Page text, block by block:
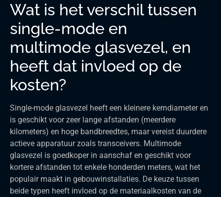
Wat is het verschil tussen
single-mode en
multimode glasvezel, en
heeft dat invloed op de
kosten?
Single-mode glasvezel heeft een kleinere kerndiameter en
is geschikt voor zeer lange afstanden (meerdere
kilometers) en hoge bandbreedtes, maar vereist duurdere
actieve apparatuur zoals transceivers. Multimode
glasvezel is goedkoper in aanschaf en geschikt voor
kortere afstanden tot enkele honderden meters, wat het
populair maakt in gebouwinstallaties. De keuze tussen
beide typen heeft invloed op de materiaalkosten van de